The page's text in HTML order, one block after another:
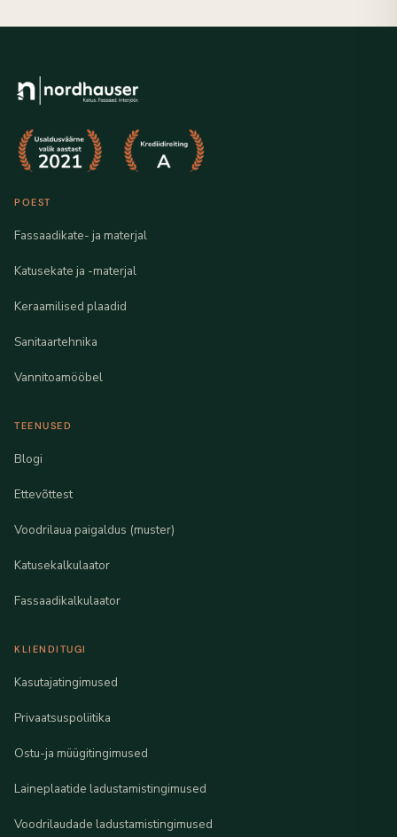
POEST
Fassaadikate- ja materjal
Katusekate ja -materjal
Keraamilised plaadid
Sanitaartehnika
Vannitoamööbel
TEENUSED
Blogi
Ettevõttest
Voodrilaua paigaldus (muster)
Katusekalkulaator
Fassaadikalkulaator
KLIENDITUGI
Kasutajatingimused
Privaatsuspoliitika
Ostu-ja müügitingimused
Laineplaatide ladustamistingimused
Voodrilaudade ladustamistingimused